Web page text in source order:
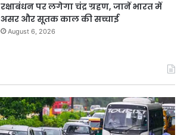
रक्षाबंधन पर लगेगा चंद्र ग्रहण, जानें भारत में
असर और सूतक काल की सच्चाई
August 6, 2026
के